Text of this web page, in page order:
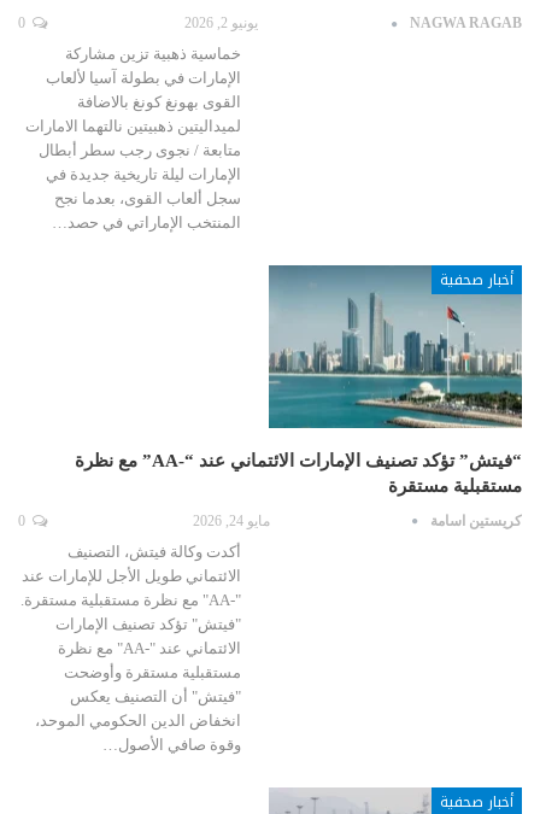
NAGWA RAGAB يونيو 2, 2026
خماسية ذهبية تزين مشاركة
الإمارات في بطولة آسيا لألعاب
القوى بهونغ كونغ بالاضافة
لميداليتين ذهبيتين نالتهما الامارات
متابعة / نجوى رجب سطر أبطال
الإمارات ليلة تاريخية جديدة في
سجل ألعاب القوى، بعدما نجح
المنتخب الإماراتي في حصد…
أخبار صحفية
“فيتش” تؤكد تصنيف الإمارات الائتماني عند “-AA” مع نظرة
مستقبلية مستقرة
كريستين اسامة مايو 24, 2026
أكدت وكالة فيتش، التصنيف
الائتماني طويل الأجل للإمارات عند
"-AA" مع نظرة مستقبلية مستقرة.
"فيتش" تؤكد تصنيف الإمارات
الائتماني عند "-AA" مع نظرة
مستقبلية مستقرة وأوضحت
"فيتش" أن التصنيف يعكس
انخفاض الدين الحكومي الموحد،
وقوة صافي الأصول…
أخبار صحفية